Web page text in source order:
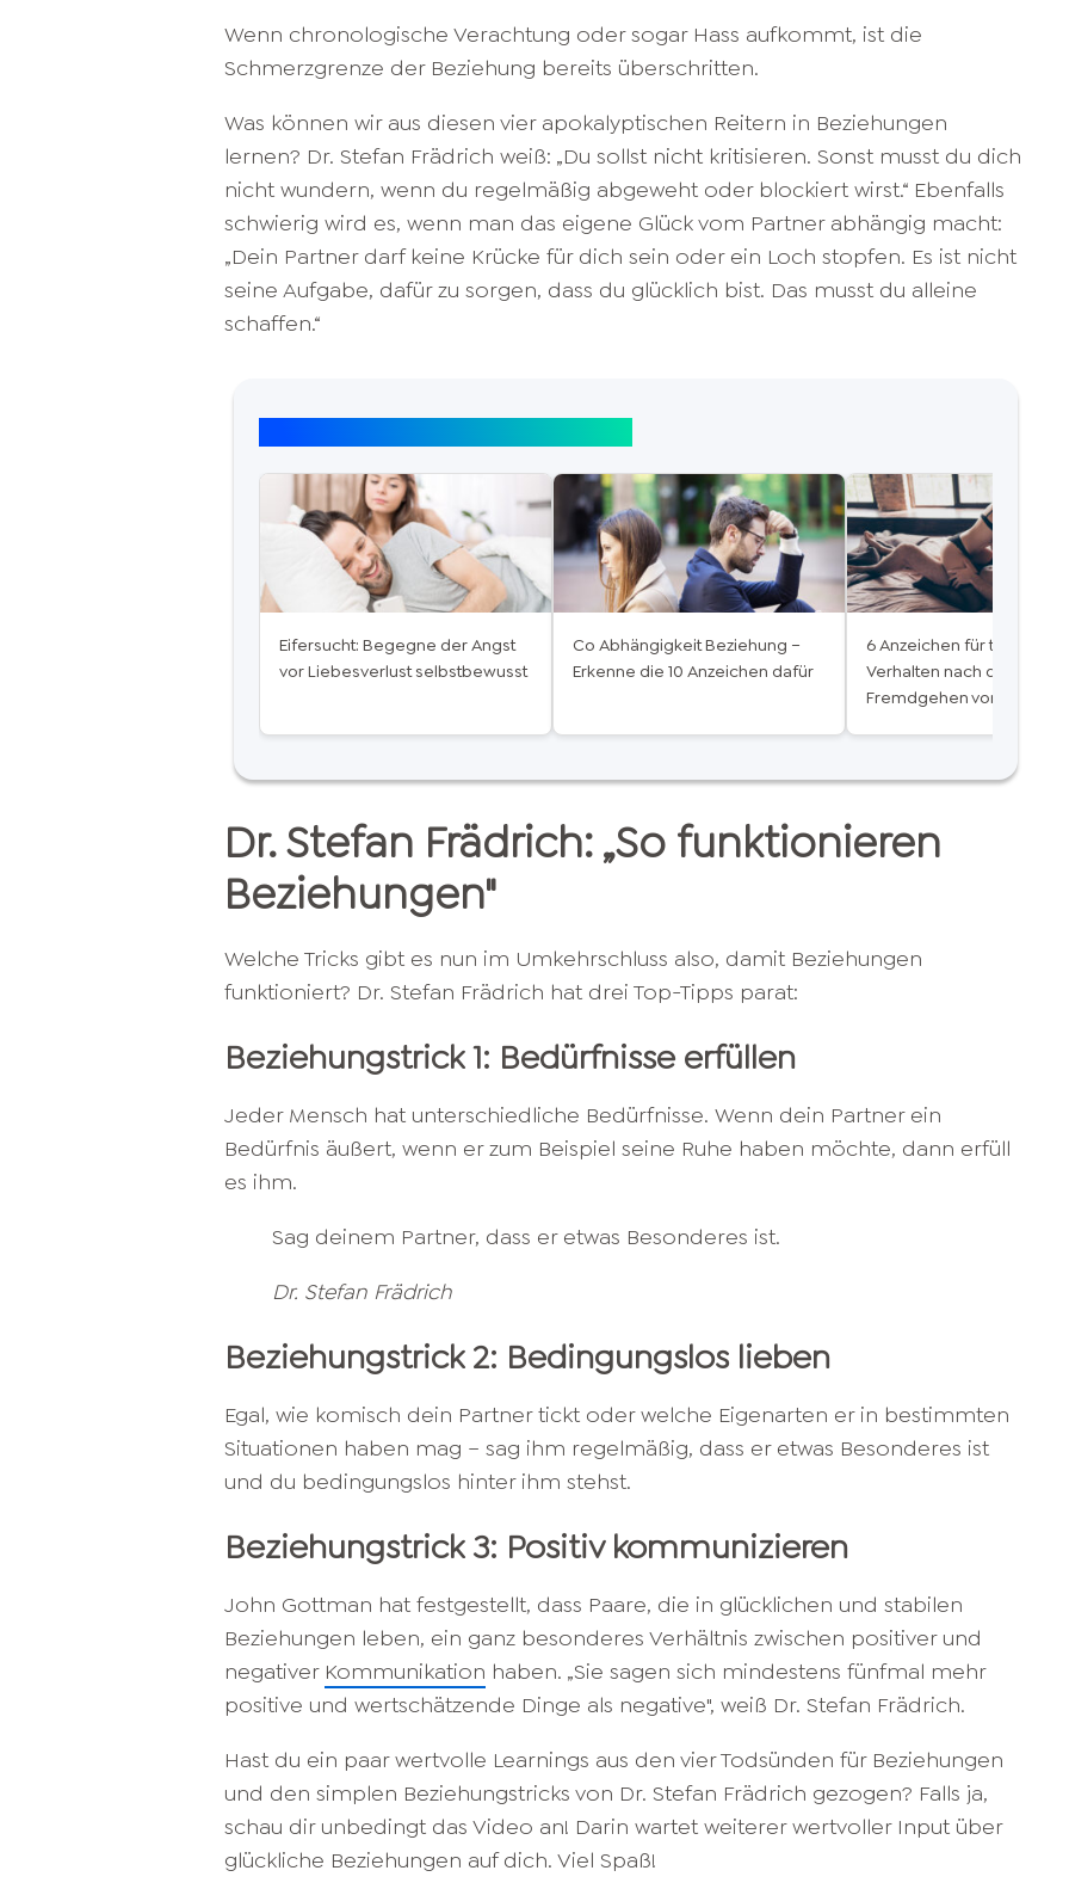
Wenn chronologische Verachtung oder sogar Hass aufkommt, ist die
Schmerzgrenze der Beziehung bereits überschritten.
Was können wir aus diesen vier apokalyptischen Reitern in Beziehungen
lernen? Dr. Stefan Frädrich weiß: „Du sollst nicht kritisieren. Sonst musst du dich
nicht wundern, wenn du regelmäßig abgeweht oder blockiert wirst.“ Ebenfalls
schwierig wird es, wenn man das eigene Glück vom Partner abhängig macht:
„Dein Partner darf keine Krücke für dich sein oder ein Loch stopfen. Es ist nicht
seine Aufgabe, dafür zu sorgen, dass du glücklich bist. Das musst du alleine
schaffen.“
Eifersucht: Begegne der Angst
vor Liebesverlust selbstbewusst
Co Abhängigkeit Beziehung –
Erkenne die 10 Anzeichen dafür
6 Anzeichen für typisches
Verhalten nach dem
Fremdgehen von Frauen
Dr. Stefan Frädrich: „So funktionieren
Beziehungen"
Welche Tricks gibt es nun im Umkehrschluss also, damit Beziehungen
funktioniert? Dr. Stefan Frädrich hat drei Top-Tipps parat:
Beziehungstrick 1: Bedürfnisse erfüllen
Jeder Mensch hat unterschiedliche Bedürfnisse. Wenn dein Partner ein
Bedürfnis äußert, wenn er zum Beispiel seine Ruhe haben möchte, dann erfüll
es ihm.
Sag deinem Partner, dass er etwas Besonderes ist.
Dr. Stefan Frädrich
Beziehungstrick 2: Bedingungslos lieben
Egal, wie komisch dein Partner tickt oder welche Eigenarten er in bestimmten
Situationen haben mag – sag ihm regelmäßig, dass er etwas Besonderes ist
und du bedingungslos hinter ihm stehst.
Beziehungstrick 3: Positiv kommunizieren
John Gottman hat festgestellt, dass Paare, die in glücklichen und stabilen
Beziehungen leben, ein ganz besonderes Verhältnis zwischen positiver und
negativer Kommunikation haben. „Sie sagen sich mindestens fünfmal mehr
positive und wertschätzende Dinge als negative", weiß Dr. Stefan Frädrich.
Hast du ein paar wertvolle Learnings aus den vier Todsünden für Beziehungen
und den simplen Beziehungstricks von Dr. Stefan Frädrich gezogen? Falls ja,
schau dir unbedingt das Video an! Darin wartet weiterer wertvoller Input über
glückliche Beziehungen auf dich. Viel Spaß!